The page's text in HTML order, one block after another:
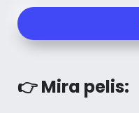
👉 Mira pelis: